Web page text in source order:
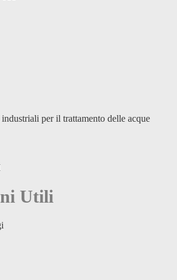
per il trattamento delle acque
Utili